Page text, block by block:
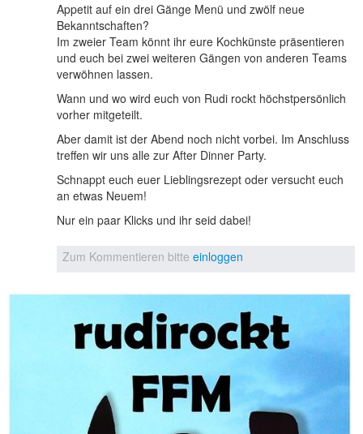
Appetit auf ein drei Gänge Menü und zwölf neue
Bekanntschaften?
Im zweier Team könnt ihr eure Kochkünste präsentieren
und euch bei zwei weiteren Gängen von anderen Teams
verwöhnen lassen.
Wann und wo wird euch von Rudi rockt höchstpersönlich
vorher mitgeteilt.
Aber damit ist der Abend noch nicht vorbei. Im Anschluss
treffen wir uns alle zur After Dinner Party.
Schnappt euch euer Lieblingsrezept oder versucht euch
an etwas Neuem!
Nur ein paar Klicks und ihr seid dabei!
Zum Kommentieren bitte einloggen